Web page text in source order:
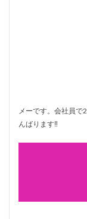
メーです。会社員で
んばります‼